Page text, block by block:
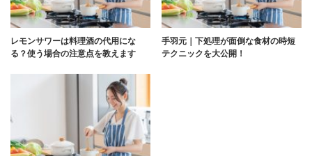
レモンサワーは料理酒の代用にな
る？使う場合の注意点を教えます
手羽元｜下処理が面倒な食材の時短
テクニックを大公開！